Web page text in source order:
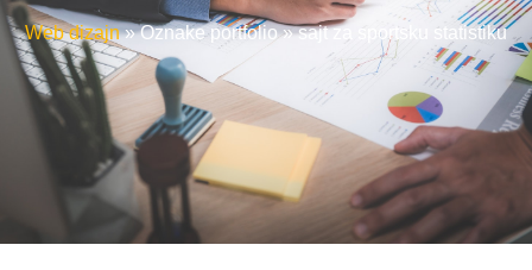
Web dizajn»Oznake portfolio»sajt za sportsku statistiku